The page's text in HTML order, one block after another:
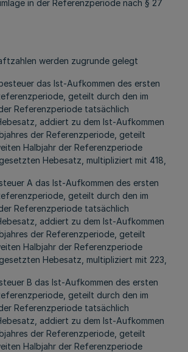
in der Referenzperiode nach § 27
werden zugrunde gelegt
das Ist-Aufkommen des ersten
geteilt durch den im
Referenzperiode tatsächlich
addiert zu dem Ist-Aufkommen
der Referenzperiode, geteilt
Halbjahr der Referenzperiode
Hebesatz, multipliziert mit 418,
A das Ist-Aufkommen des ersten
geteilt durch den im
Referenzperiode tatsächlich
addiert zu dem Ist-Aufkommen
der Referenzperiode, geteilt
Halbjahr der Referenzperiode
Hebesatz, multipliziert mit 223,
B das Ist-Aufkommen des ersten
geteilt durch den im
Referenzperiode tatsächlich
addiert zu dem Ist-Aufkommen
der Referenzperiode, geteilt
Halbjahr der Referenzperiode